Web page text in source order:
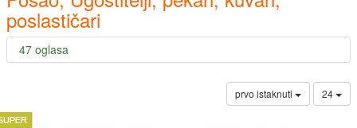
poslastičari
47 oglasa
prvo istaknuti 24